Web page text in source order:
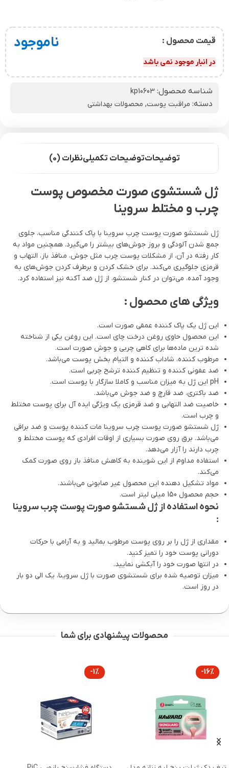
قیمت محصول : ناموجود
در انبار موجود نمی باشد
شناسه محصول: kp10603
دسته: مراقبت پوست, محصولات بهداشتی
توضیحاتتوضیحات تکمیلینظرات (0)
ژل شستشوی صورت مخصوص پوست
چرب و مختلط سروینا
ژل شستشو صورت پوست چرب سروینا با پاک کنندگی مناسب، جلوی
جمع شدن آلودگی و بروز جوش‌های بیشتر را می‌گیرد. همچنین مواد به
کار رفته در آن، از مشکلات پوست چرب مثل جوش، منافذ باز، التهاب و
قرمزی جلوگیری می‌کند. برای خشک کردن و برطرف کردن جوش‌های به
وجود آمده، می‌توان در کنار شستشو، از ژل ضد آکنه نیز استفاده کرد.
ویژگی‌ های محصول :
این ژل یک پاک کننده عمقی صورت است.
این محصول حاوی روغن درخت چای است. این روغن یکی از شناخته
شده ترین ماده‌ها برای کاهی چربی و جوش صورت است.
مرطوب کننده، شاداب کننده و التیام بخش پوست می‌باشد.
ضد عفونی کننده و تنظیم کننده ترشح چربی است.
pH این ژل به میزان مناسب و کاملا سازگار با پوست است.
ضد باکتری، ضد قارچ و ضد جوش می‌باشد.
خاصیت ضد التهابی و ضد قرمزی یک ویژگی ایده آل برای پوست مختلط
و چرب است.
ژل شستشو صورت پوست چرب سروینا مات کننده پوست و ضد براقی
می‌باشد. برق روی صورت بسیاری از اوقات افرادی که پوست مختلط و
چرب دارند را آزار می‌دهد.
استفاده مداوم از این شوینده به کاهش منافذ باز روی صورت کمک
می‌کند.
مواد تشکیل دهنده این محصول غیر صابونی می‌باشند.
حجم محصول 150 میلی لیتر است.
نحوه استفاده از ژل شستشو صورت پوست چرب سروینا
:
مقداری از ژل را بر روی پوست مرطوب بمالید و به آرامی با حرکات
دورانی پوست خود را تمیز کنید.
در انتها صورت خود را آبکشی نمایید.
میزان توصیه شده برای شستشوی صورت با ژل سروینا، یک الی دو بار
در روز است.
محصولات پیشنهادی برای شما
-16%
-1%